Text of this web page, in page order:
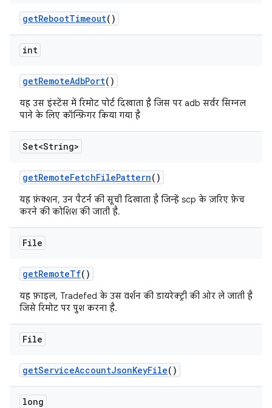
getRebootTimeout()
int
getRemoteAdbPort()
यह उस इंस्टेंस में रिमोट पोर्ट दिखाता है जिस पर adb सर्वर सिग्नल
पाने के लिए कॉन्फ़िगर किया गया है
Set<String>
getRemoteFetchFilePattern()
यह फ़ंक्शन, उन पैटर्न की सूची दिखाता है जिन्हें scp के ज़रिए फ़ेच
करने की कोशिश की जाती है.
File
getRemoteTf()
यह फ़ाइल, Tradefed के उस वर्शन की डायरेक्ट्री की ओर ले जाती है
जिसे रिमोट पर पुश करना है.
File
getServiceAccountJsonKeyFile()
long